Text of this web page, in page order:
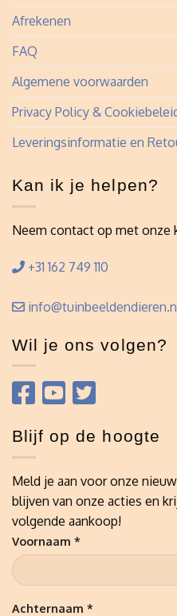
Afrekenen
FAQ
Algemene voorwaarden
Privacy Policy &
Leveringsinformatie en
Kan ik je helpen?
Neem contact op met onze
+31 162 749 110
Wil je ons volgen?
Blijf op de hoogte
Meld je aan voor onze
blijven van onze acties en
volgende aankoop!
Voornaam *
Achternaam *